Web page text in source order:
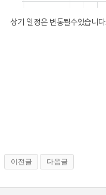
상기 일정은 변동될수있습니다.
이전글 다음글